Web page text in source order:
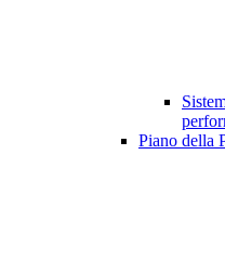
Piano della